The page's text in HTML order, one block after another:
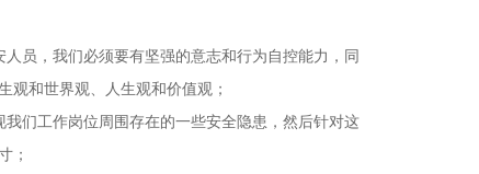
员，我们必须要有坚强的意志和行为自控能力，同
观和世界观、人生观和价值观；
们工作岗位周围存在的一些安全隐患，然后针对这
；